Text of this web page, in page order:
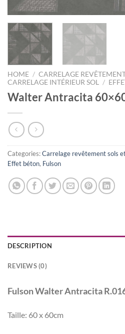
HOME / CARRELAGE
CARRELAGE INTÉRIEUR SOL
/
Walter Antracita
Categories:Carrelage revêtement sols
Effet béton, Fulson
DESCRIPTION
REVIEWS (0)
Fulson Walter Antracita
Taille: 60 x 60cm